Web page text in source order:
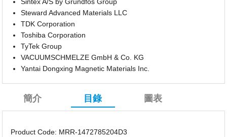
Steward Advanced Materials LLC
TDK Corporation
Toshiba Corporation
TyTek Group
VACUUMSCHMELZE GmbH & Co. KG
Yantai Dongxing Magnetic Materials Inc.
簡介 目錄 圖表
Product Code: MRR-1472785204D3